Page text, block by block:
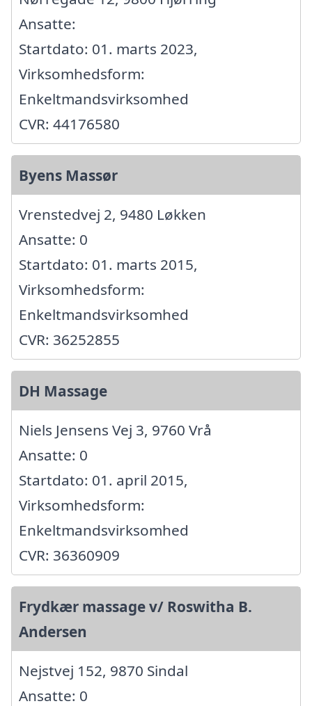
Ansatte:
Startdato: 01. marts 2023,
Virksomhedsform:
Enkeltmandsvirksomhed
CVR: 44176580
Byens Massør
Vrenstedvej 2, 9480 Løkken
Ansatte: 0
Startdato: 01. marts 2015,
Virksomhedsform:
Enkeltmandsvirksomhed
CVR: 36252855
DH Massage
Niels Jensens Vej 3, 9760 Vrå
Ansatte: 0
Startdato: 01. april 2015,
Virksomhedsform:
Enkeltmandsvirksomhed
CVR: 36360909
Frydkær massage v/ Roswitha B.
Andersen
Nejstvej 152, 9870 Sindal
Ansatte: 0